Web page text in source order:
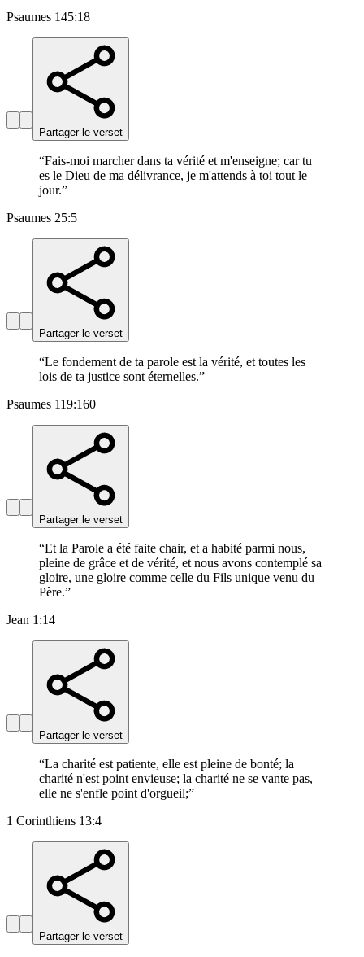
Psaumes 145:18
Partager le verset
“Fais-moi marcher dans ta vérité et m'enseigne; car tu
es le Dieu de ma délivrance, je m'attends à toi tout le
jour.”
Psaumes 25:5
Partager le verset
“Le fondement de ta parole est la vérité, et toutes les
lois de ta justice sont éternelles.”
Psaumes 119:160
Partager le verset
“Et la Parole a été faite chair, et a habité parmi nous,
pleine de grâce et de vérité, et nous avons contemplé sa
gloire, une gloire comme celle du Fils unique venu du
Père.”
Jean 1:14
Partager le verset
“La charité est patiente, elle est pleine de bonté; la
charité n'est point envieuse; la charité ne se vante pas,
elle ne s'enfle point d'orgueil;”
1 Corinthiens 13:4
Partager le verset